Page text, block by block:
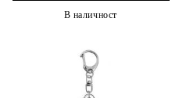
В наличност